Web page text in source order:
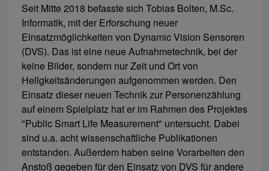
Seit Mitte 2018 befasste sich Tobias Bolten, M.Sc.
Informatik, mit der Erforschung neuer
Einsatzmöglichkeiten von Dynamic Vision Sensoren
(DVS). Das ist eine neue Aufnahmetechnik, bei der
keine Bilder, sondern nur Zeit und Ort von
Hellgkeitsänderungen aufgenommen werden. Den
Einsatz dieser neuen Technik zur Personenzählung
auf einem Spielplatz hat er im Rahmen des Projektes
"Public Smart Life Measurement" untersucht. Dabei
sind u.a. acht wissenschaftliche Publikationen
entstanden. Außerdem haben seine Vorarbeiten den
Anstoß gegeben für den Einsatz von DVS für andere